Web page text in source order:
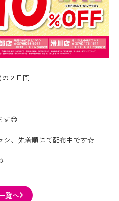
２日間
す😊
シ、先着順にて配布中です☆
覧へ